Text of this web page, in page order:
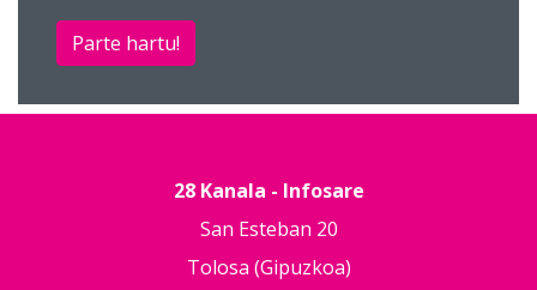
Parte hartu!
28 Kanala - Infosare
San Esteban 20
Tolosa (Gipuzkoa)